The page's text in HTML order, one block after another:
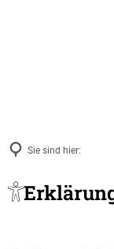
Sie sind hier:
Erklärung